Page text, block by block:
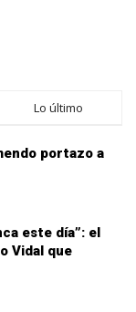
Lo último
portazo a
este día”: el
Vidal que